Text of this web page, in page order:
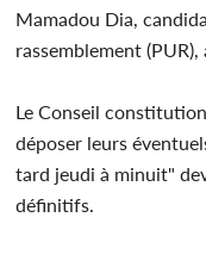
Mamadou Dia,
rassemblement (PUR),
Le Conseil
déposer leurs
tard jeudi à minuit"
définitifs.